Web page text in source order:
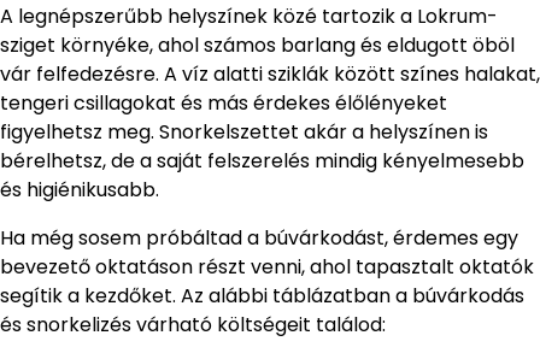
A legnépszerűbb helyszínek közé tartozik a Lokrum-
sziget környéke, ahol számos barlang és eldugott öböl
vár felfedezésre. A víz alatti sziklák között színes halakat,
tengeri csillagokat és más érdekes élőlényeket
figyelhetsz meg. Snorkelszettet akár a helyszínen is
bérelhetsz, de a saját felszerelés mindig kényelmesebb
és higiénikusabb.
Ha még sosem próbáltad a búvárkodást, érdemes egy
bevezető oktatáson részt venni, ahol tapasztalt oktatók
segítik a kezdőket. Az alábbi táblázatban a búvárkodás
és snorkelizés várható költségeit találod: